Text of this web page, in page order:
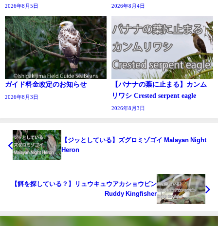
2026年8月5日 2026年8月4日
ガイド料金改定のお知らせ
2026年8月3日
【バナナの葉に止まる】カンム
リワシ Crested serpent eagle
2026年8月3日
【ジッとしている】ズグロミゾゴイ Malayan Night
Heron
【餌を探している？】リュウキュウアカショウビン
Ruddy Kingfisher